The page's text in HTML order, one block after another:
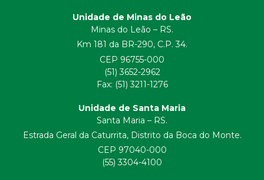
Unidade de Minas do Leão
Minas do Leão – RS.
Km 181 da BR-290, C.P. 34.
CEP 96755-000
(51) 3652-2962
Fax: (51) 3211-1276
Unidade de Santa Maria
Santa Maria – RS.
Estrada Geral da Caturrita, Distrito da Boca do Monte.
CEP 97040-000
(55) 3304-4100